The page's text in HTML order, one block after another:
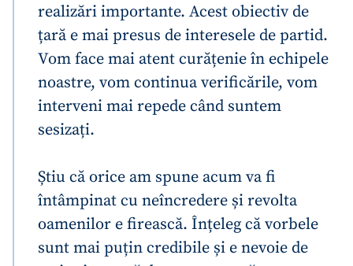
realizări importante. Acest obiectiv de
țară e mai presus de interesele de partid.
Vom face mai atent curățenie în echipele
noastre, vom continua verificările, vom
interveni mai repede când suntem
sesizați.
Știu că orice am spune acum va fi
întâmpinat cu neîncredere și revolta
oamenilor e firească. Înțeleg că vorbele
sunt mai puțin credibile și e nevoie de